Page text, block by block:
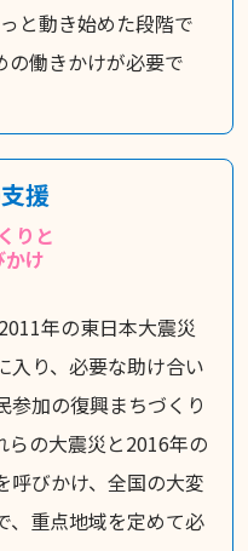
と動き始めた段階で
の働きかけが必要で
援
りと
け
年の東日本大震災
入り、必要な助け合い
参加の復興まちづくり
らの大震災と2016年の
呼びかけ、全国の大変
、重点地域を定めて必